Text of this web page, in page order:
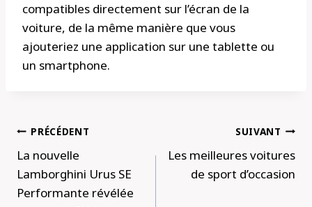
compatibles directement sur l’écran de la
voiture, de la même manière que vous
ajouteriez une application sur une tablette ou
un smartphone.
Navigation
de
l’article
PRÉCÉDENT
La nouvelle
Lamborghini Urus SE
Performante révélée
SUIVANT
Les meilleures voitures
de sport d’occasion